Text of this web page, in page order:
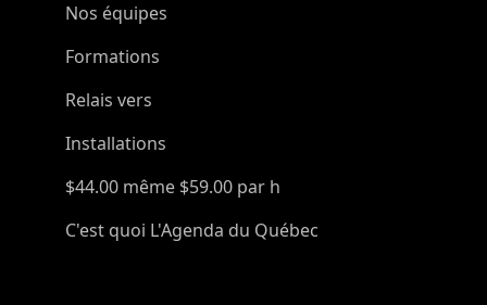
Nos équipes
Formations
Relais vers
Installations
$44.00 même $59.00 par h
C'est quoi L'Agenda du Québec